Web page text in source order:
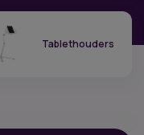
Tablethouders